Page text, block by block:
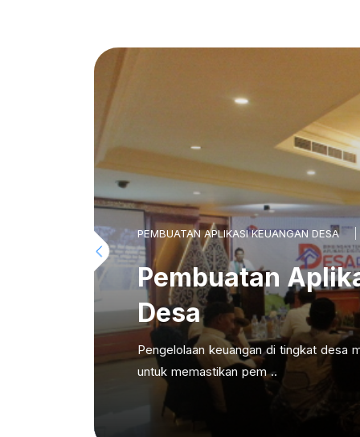
PEMBUATAN APLIKASI KEUANGAN DESA
Pembuatan
Desa
Pengelolaan keuangan di tingkat desa
untuk memastikan pem ..